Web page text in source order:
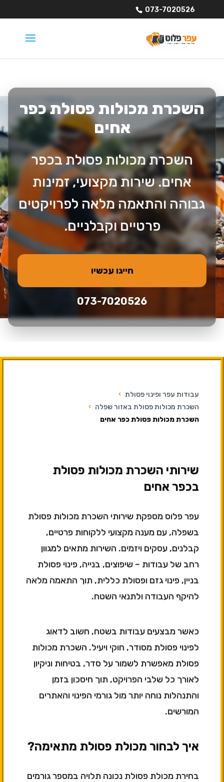
073-7020526
השכרת מכולות פסולת כפר
אחים
השכרת מכולות פסולת בכפר
אחים. שירות מקצועי, זמינות
גבוהה והתאמה מלאה לפרויקטים
פרטיים וקבלניים.
חייגו עכשיו
073-7020526
עבודות עפר ופינוי פסולת ›
השכרת מכולות פסולת באזור שפלה ›
השכרת מכולות פסולת כפר אחים
שירותי השכרת מכולות פסולת
בכפר אחים
עפר פלוס מספקת שירותי השכרת מכולות פסולת
בשפלה, עם מענה מקצועי ללקוחות פרטיים,
קבלנים, עסקים ויזמים. השירות מתאים למגוון
רחב של עבודות – שיפוצים, בנייה, פינוי פסולת
בניין, פינוי גזם ופסולת כללית, תוך התאמה מלאה
להיקף העבודה ולתנאי השטח.
כאשר מבצעים עבודות בשטח, חשוב לדאוג
לפינוי פסולת מסודר, חוקי ויעיל. השכרת מכולות
פסולת מאפשרת לשמור על סדר, בטיחות וניקיון
לאורך כל שלבי הפרויקט, תוך חיסכון בזמן
והתנהלות נוחה יותר מול גורמי הפינוי והאתרים
המורשים.
איך לבחור מכולת פסולת מתאימה?
בחירת מכולת פסולת נכונה תלויה במספר גורמים